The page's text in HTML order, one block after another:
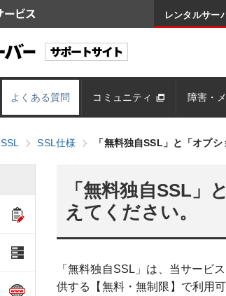
レンタルサー
よくある質問 コミュニティ 障害・
SSL SSL仕様 「無料独自SSL」と「オプ
「無料独自SSL
えてください。
「無料独自SSL」は、当サービ
供する【無料・無制限】で利用